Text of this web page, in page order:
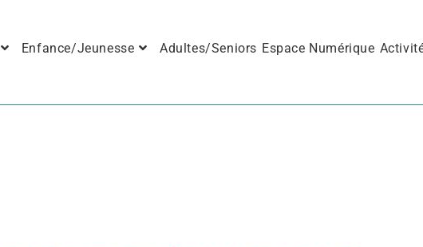
Enfance/Jeunesse Adultes/Seniors Espace Numérique